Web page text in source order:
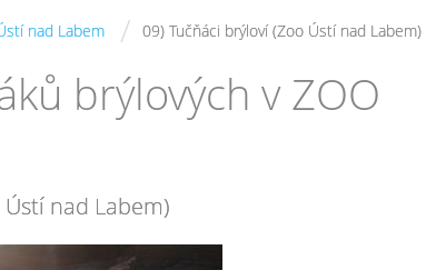
nad Labem / 09) Tučňáci brýloví (Zoo Ústí nad Labem)
brýlových v ZOO
nad Labem)